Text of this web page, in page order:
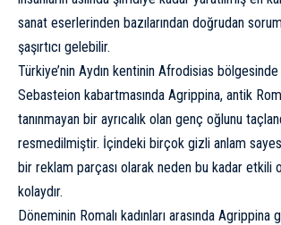
sanat eserlerinden bazılarından doğrudan
şaşırtıcı gelebilir.
Türkiye’nin Aydın kentinin Afrodisias
Sebasteion kabartmasında Agrippina, antik
tanınmayan bir ayrıcalık olan genç oğlunu
resmedilmiştir. İçindeki birçok gizli anlam
bir reklam parçası olarak neden bu kadar etkili
kolaydır.
Döneminin Romalı kadınları arasında Agrippina